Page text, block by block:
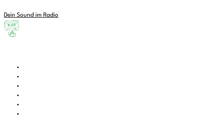
Dein Sound im Radio